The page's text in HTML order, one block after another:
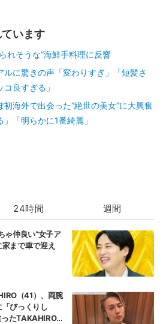
います
れそうな”海鮮手料理に反響
に驚きの声「変わりすぎ」「短髪さ
良すぎる」
海外で出会った“絶世の美女”に大興奮
」「明らかに1番綺麗」
24時間 週間
ゃ仲良い”女子ア
まで車で迎え
（41）、両腕
びっくりし
たTAKAHIROさ